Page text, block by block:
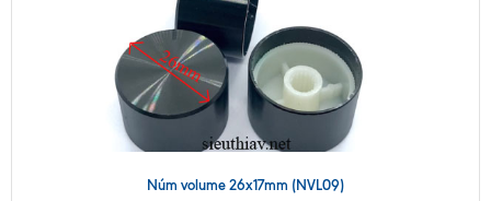
Núm volume 26x17mm (NVL09)